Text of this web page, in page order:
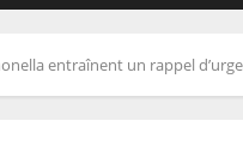
entraînent un rappel